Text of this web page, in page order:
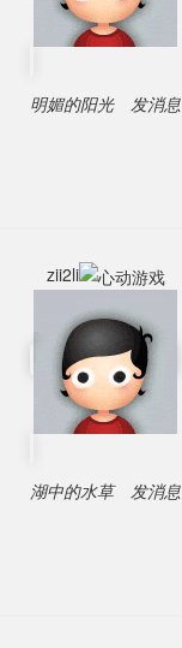
明媚的阳光 发消息
zii2li
湖中的水草 发消息